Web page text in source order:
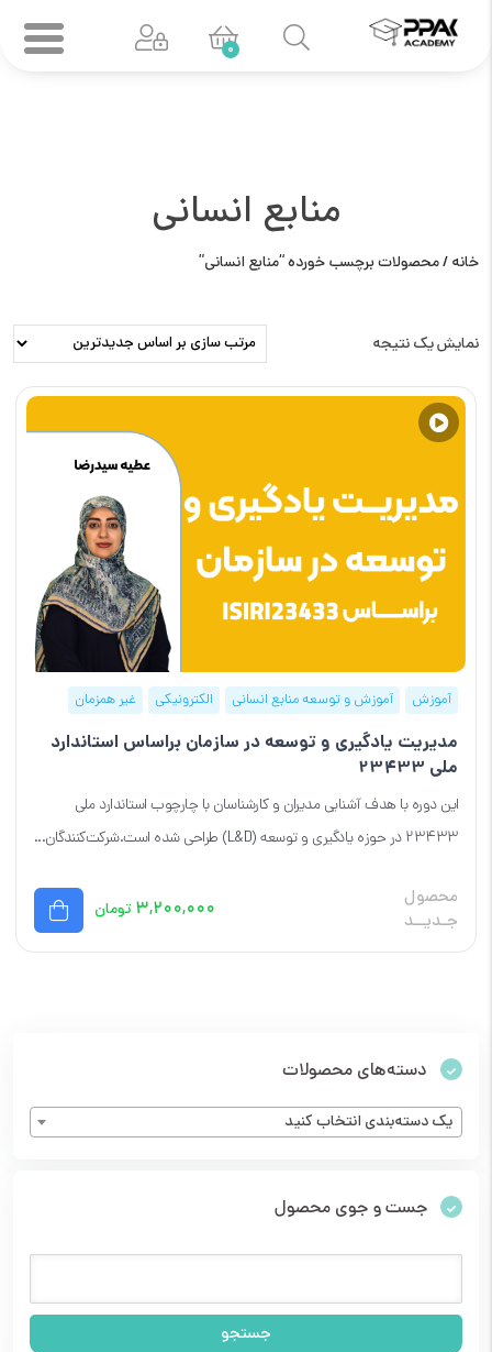
0
منابع انسانی
خانه/ محصولات برچسب خورده “منابع انسانی”
نمایش یک نتیجه
آموزش آموزش و توسعه منابع انسانی الکترونیکی غیر همزمان
مدیریت یادگیری و توسعه در سازمان براساس استاندارد
ملی 23433
این دوره با هدف آشنایی مدیران و کارشناسان با چارچوب استاندارد ملی
23433 در حوزه یادگیری و توسعه (L&D) طراحی شده است.شرکت‌کنندگان...
محصول
جـدیــد
۳,۲۰۰,۰۰۰ تومان
دسته‌های محصولات
یک دسته‌بندی انتخاب کنید
جست و جوی محصول